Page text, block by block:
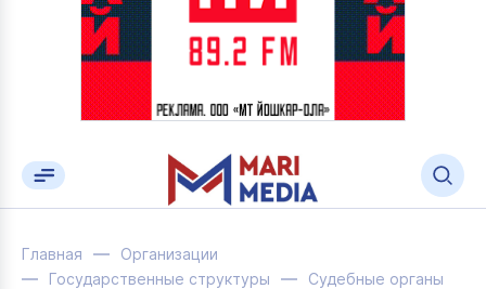
Главная
Организации
Государственные структуры
Судебные органы